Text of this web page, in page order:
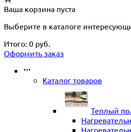
Ваша корзина пуста
Выберите в каталоге
Итого: 0 руб.
Оформить заказ
Каталог товаров
Теплый